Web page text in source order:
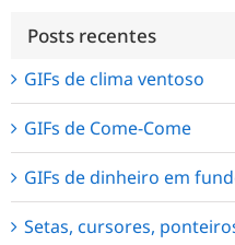
Posts recentes
GIFs de clima ventoso
GIFs de Come-Come
GIFs de dinheiro em
Setas, cursores,